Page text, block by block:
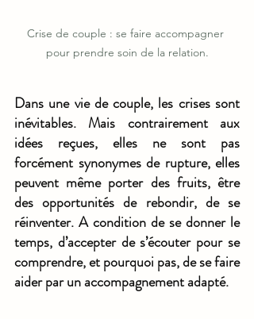
Crise de couple : se faire accompagner
pour prendre soin de la relation.
Dans une vie de couple, les crises sont
inévitables. Mais contrairement aux
idées reçues, elles ne sont pas
forcément synonymes de rupture, elles
peuvent même porter des fruits, être
des opportunités de rebondir, de se
réinventer. A condition de se donner le
temps, d’accepter de s’écouter pour se
comprendre, et pourquoi pas, de se faire
aider par un accompagnement adapté.